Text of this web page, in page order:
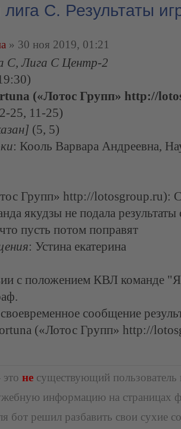
С. Результаты
» 30 ноя 2019, 01:21
С, Лига С Центр-2
(«Лотос Групп» http://
25, 11-25)
(5, 5)
: Кооль Варвара Андреевна,
Групп» http://lotosgroup.ru):
якудзы не подала результаты
пусть потом поправят
: Устина екатерина
с положением КВЛ команде
сообщение
(«Лотос Групп» http://
это не существующий пользователь
информацию на страницах
бот решил разбавить свои сухие